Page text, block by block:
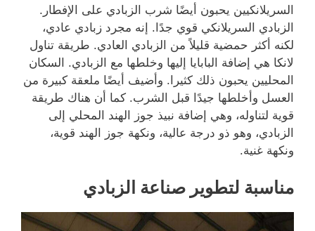
السريلانكيين يحبون أيضًا شرب الزبادي على الإفطار.
الزبادي السريلانكي قوي جدًا. إنه مجرد زبادي عادي،
لكنه أكثر حمضية قليلاً من الزبادي العادي. طريقة تناول
لانكا هي إضافة البابايا إليها وخلطها مع الزبادي. السكان
المحليين يحبون ذلك كثيرا. وأضيف أيضًا ملعقة كبيرة من
العسل وأخلطها جيدًا قبل الشرب. كما أن هناك طريقة
قوية لتناوله، وهي إضافة نبيذ جوز الهند المحلي إلى
الزبادي، وهو ذو درجة عالية، ونكهة جوز الهند قوية،
ونكهة غنية.
مناسبة لتطوير صناعة الزبادي